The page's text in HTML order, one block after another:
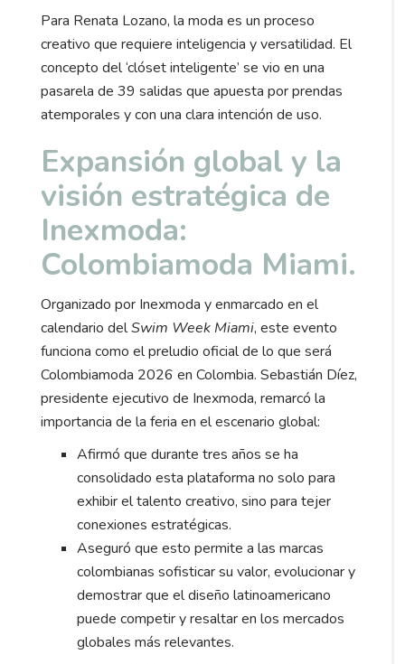
Para Renata Lozano, la moda es un proceso
creativo que requiere inteligencia y versatilidad. El
concepto del ‘clóset inteligente’ se vio en una
pasarela de 39 salidas que apuesta por prendas
atemporales y con una clara intención de uso.
Expansión global y la
visión estratégica de
Inexmoda:
Colombiamoda Miami.
Organizado por Inexmoda y enmarcado en el
calendario delSwim Week Miami, este evento
funciona como el preludio oficial de lo que será
Colombiamoda 2026 en Colombia. Sebastián Díez,
presidente ejecutivo de Inexmoda, remarcó la
importancia de la feria en el escenario global:
Afirmó que durante tres años se ha
consolidado esta plataforma no solo para
exhibir el talento creativo, sino para tejer
conexiones estratégicas.
Aseguró que esto permite a las marcas
colombianas sofisticar su valor, evolucionar y
demostrar que el diseño latinoamericano
puede competir y resaltar en los mercados
globales más relevantes.